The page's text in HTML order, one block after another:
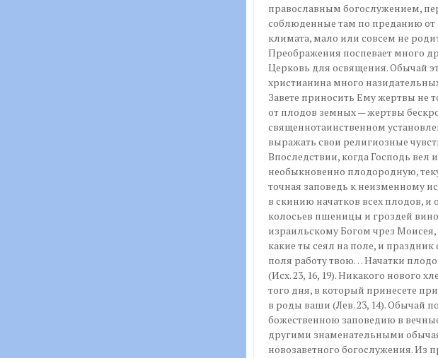
православным богослужением,
соблюденные там по преданию от
климата, мало или совсем не
Преображения поспевает много
Церковь для освящения.Обычай
христианина много
Завете приносить Ему жертвы не
от плодов земных — жертвы
священнотаинственном
выражать свои религиозные
Впоследствии, когда Господь
необыкновенно плодородную,
точная заповедь к неизменному
в скинию начатков всех плодов,
колосьев пшеницы и гроздей
израильскому Богом чрез
какие ты сеял на поле, и
поля работу твою… Начатки
(Исх. 23, 16, 19). Никакого нового
того дня, в который принесете
в роды ваши (Лев. 23, 14). Обычай
божественною заповедию в
другими знаменательными
новозаветного богослужения. Из